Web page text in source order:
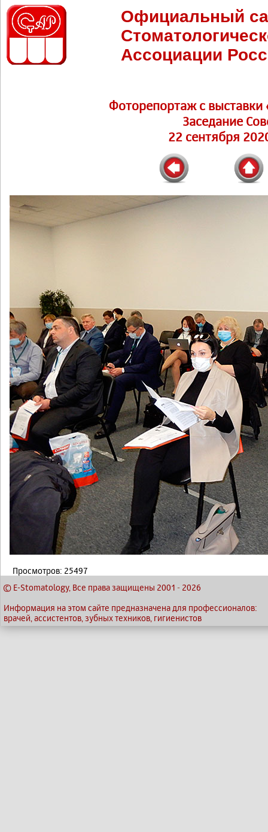
Официальный
Ассоциации
Фоторепортаж c выставки
Заседание
22 сентября
Просмотров: 25497
© E-Stomatology, Все права защищены 2001 - 2026
Информация на этом сайте предназначена для профессионалов:
врачей, ассистентов, зубных техников, гигиенистов